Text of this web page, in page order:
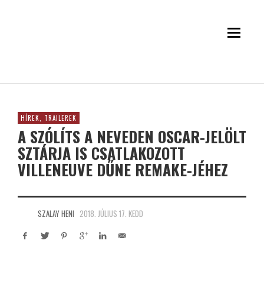
HÍREK, TRAILEREK
A SZÓLÍTS A NEVEDEN OSCAR-JELÖLT
SZTÁRJA IS CSATLAKOZOTT
VILLENEUVE DŰNE REMAKE-JÉHEZ
SZALAY HENI 2018. JÚLIUS 17. KEDD